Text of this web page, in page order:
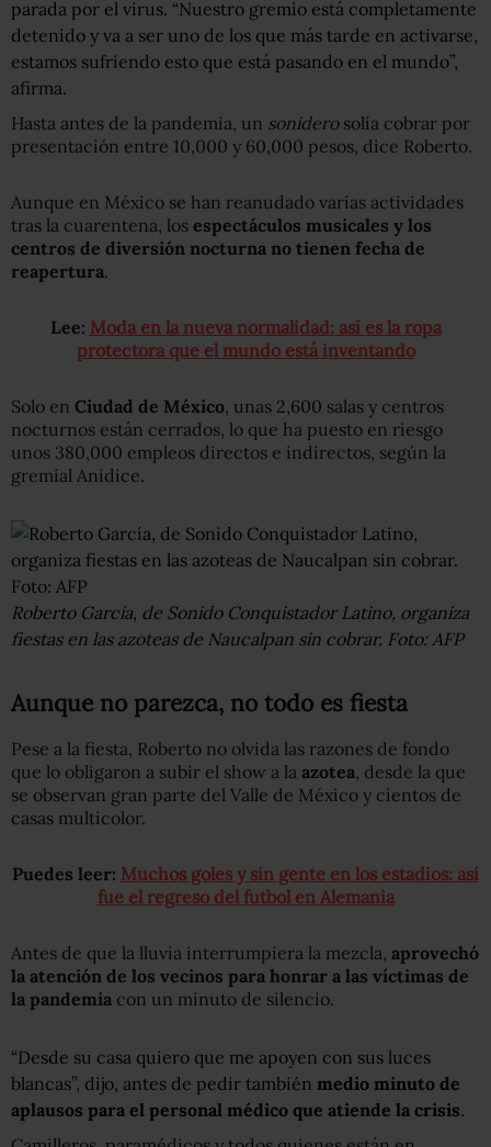
parada por el virus. “Nuestro gremio está completamente
detenido y va a ser uno de los que más tarde en activarse,
estamos sufriendo esto que está pasando en el mundo”,
afirma.
Hasta antes de la pandemia, un soniderosolía cobrar por
presentación entre 10,000 y 60,000 pesos, dice Roberto.
Aunque en México se han reanudado varias actividades
tras la cuarentena, los espectáculos musicales y los
centros de diversión nocturna no tienen fecha de
reapertura.
Lee: Moda en la nueva normalidad: así es la ropa
protectora que el mundo está inventando
Solo en Ciudad de México , unas 2,600 salas y centros
nocturnos están cerrados, lo que ha puesto en riesgo
unos 380,000 empleos directos e indirectos, según la
gremial Anidice.
Roberto García, de Sonido Conquistador Latino, organiza
fiestas en las azoteas de Naucalpan sin cobrar. Foto: AFP
Aunque no parezca, no todo es fiesta
Pese a la fiesta, Roberto no olvida las razones de fondo
que lo obligaron a subir el show a la azotea , desde la que
se observan gran parte del Valle de México y cientos de
casas multicolor.
Puedes leer: Muchos goles y sin gente en los estadios: así
fue el regreso del futbol en Alemania
Antes de que la lluvia interrumpiera la mezcla, aprovechó
la atención de los vecinos para honrar a las víctimas de
la pandemia con un minuto de silencio.
“Desde su casa quiero que me apoyen con sus luces
blancas”, dijo, antes de pedir también medio minuto de
aplausos para el personal médico que atiende la crisis.